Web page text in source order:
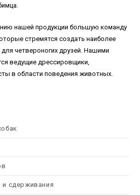
нашей продукции большую команду
стремятся создать наиболее
четвероногих друзей. Нашими
ведущие дрессировщики,
в области поведения животных.
сдерживания